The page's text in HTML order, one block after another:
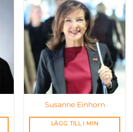
Susanne Einhorn
LÄGG TILL I MIN